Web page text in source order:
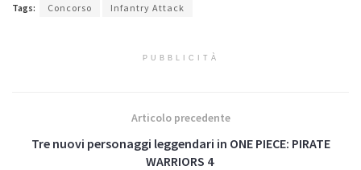
Tags: Concorso Infantry Attack
PUBBLICITÀ
Articolo precedente
Tre nuovi personaggi leggendari in ONE PIECE: PIRATE
WARRIORS 4